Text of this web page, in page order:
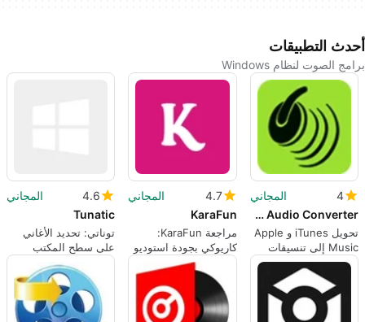
أحدث التطبيقات
برامج الصوت لنظام Windows
4
المجاني
NoteBurner iTunes DRM Audio Converter
تحويل iTunes و Apple
Music إلى تنسيقات
قابلة للتشغيل على
Windows
4.7
المجاني
KaraFun
مراجعة KaraFun:
كاريوكي بجودة استوديو
مع عناصر تحكم تركز
على المضيف
4.6
المجاني
Tunatic
توناتي: تحديد الأغاني
على سطح المكتب
خفيف الوزن بجذور
تاريخية، نتائج سريعة